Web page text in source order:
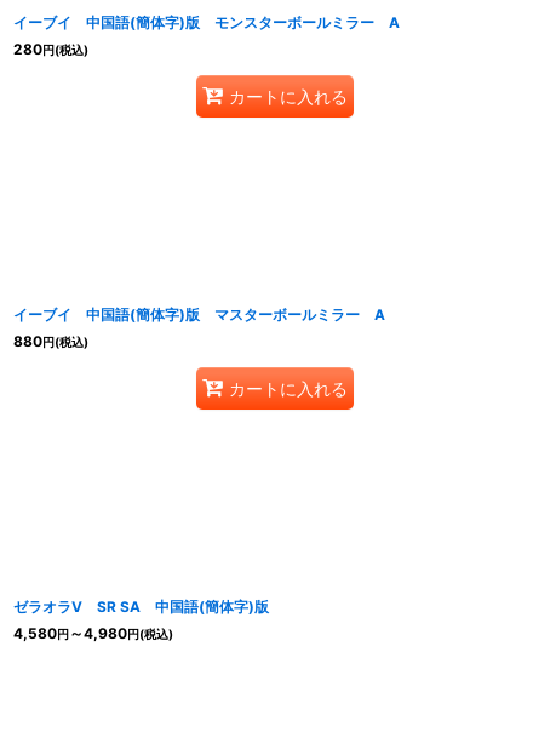
イーブイ 中国語(簡体字)版 モンスターボールミラー A
280円(税込)
カートに入れる
イーブイ 中国語(簡体字)版 マスターボールミラー A
880円(税込)
カートに入れる
ゼラオラV SR SA 中国語(簡体字)版
4,580円 ～4,980円(税込)